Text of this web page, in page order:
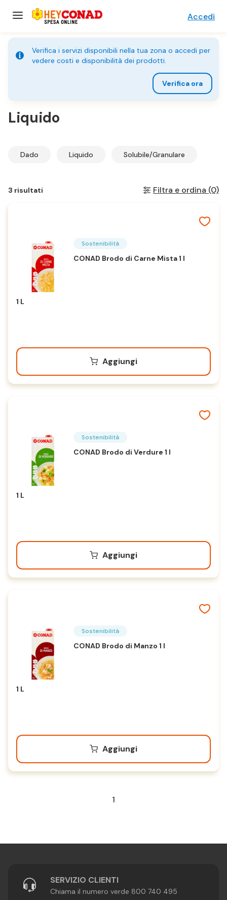
Accedi
Verifica i servizi disponibili nella tua zona o accedi per
vedere costi e disponibilità dei prodotti.
Verifica ora
Liquido
Dado Liquido Solubile/Granulare
3 risultati Filtra e ordina (0)
Sostenibilità
CONAD Brodo di Carne Mista 1 l
1 L
Aggiungi
Sostenibilità
CONAD Brodo di Verdure 1 l
1 L
Aggiungi
Sostenibilità
CONAD Brodo di Manzo 1 l
1 L
Aggiungi
1
SERVIZIO CLIENTI
Chiama il numero verde 800 740 495